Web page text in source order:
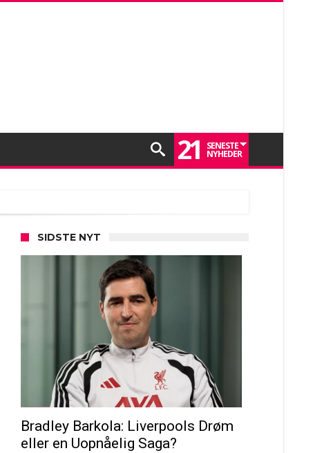
21 SENESTE
NYHEDER
SIDSTE NYT
Bradley Barkola: Liverpools Drøm
eller en Uopnåelig Saga?